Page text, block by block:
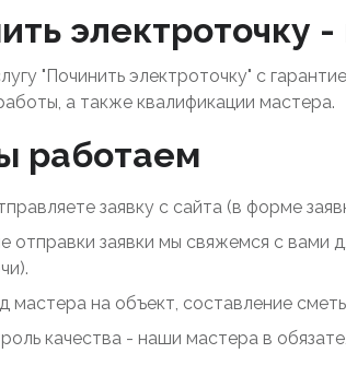
электроточку
"Починить электроточку" с
а также квалификации мастера.
работаем
заявку с сайта (в форме
отправки заявки мы свяжемся с вами
мастера на объект, составление
качества - наши мастера в